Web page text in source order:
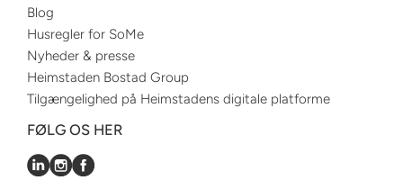
Blog
Husregler for SoMe
Nyheder & presse
Heimstaden Bostad Group
Tilgængelighed på Heimstadens digitale platforme
FØLG OS HER